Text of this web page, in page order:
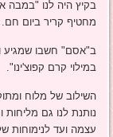
בקיץ היה לנו "במבה
מחטיף קריר ביום
ב"אסם" חשבו שמגיע
במילוי קרם קפוצ'ינו".
השילוב של מלוח
נותנת לנו גם
עצמה ועד לנימוחות